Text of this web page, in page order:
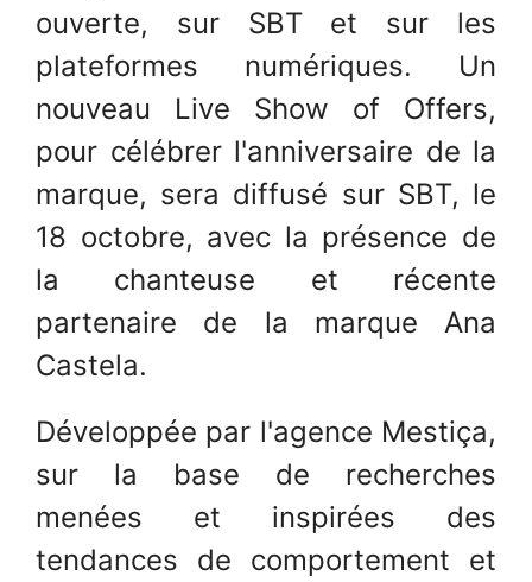
ouverte, sur SBT et sur les
plateformes numériques. Un
nouveau Live Show of Offers,
pour célébrer l'anniversaire de la
marque, sera diffusé sur SBT, le
18 octobre, avec la présence de
la chanteuse et récente
partenaire de la marque Ana
Castela.
Développée par l'agence Mestiça,
sur la base de recherches
menées et inspirées des
tendances de comportement et